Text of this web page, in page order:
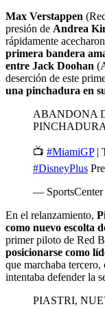
Max Verstappen
presión de Andrea
rápidamente
primera bandera
entre Jack Doohan
deserción de este
una pinchadura en
ABANDONA
📺 #MiamiGP|
#DisneyPlus
—
En el relanzamiento,
como nuevo escolta
primer piloto de Red
posicionarse como
que marchaba tercero,
intentaba defender la
PIASTRI,